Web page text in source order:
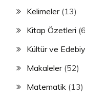
Kelimeler(13)
Kitap Özetleri
Kültür ve
Makaleler(52)
Matematik (13)